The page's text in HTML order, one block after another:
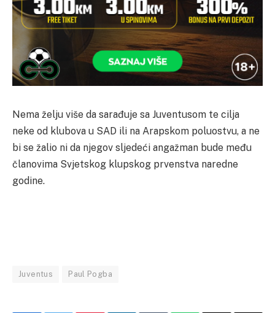
Nema želju više da sarađuje sa Juventusom te cilja
neke od klubova u SAD ili na Arapskom poluostvu, a ne
bi se žalio ni da njegov sljedeći angažman bude među
članovima Svjetskog klupskog prvenstva naredne
godine.
Juventus Paul Pogba